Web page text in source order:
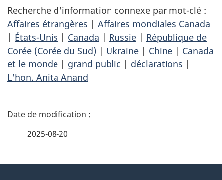
Recherche d'information connexe par mot-clé :
Affaires étrangères | Affaires mondiales Canada
| États-Unis | Canada | Russie | République de
Corée (Corée du Sud) | Ukraine | Chine | Canada
et le monde | grand public | déclarations |
L'hon. Anita Anand
D
2025-08-20